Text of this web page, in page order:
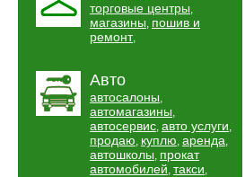
торговые центры,
магазины, пошив и
ремонт,
Авто
автосалоны,
автомагазины,
автосервис, авто услуги,
продаю, куплю, аренда,
автошколы, прокат
автомобилей, такси,